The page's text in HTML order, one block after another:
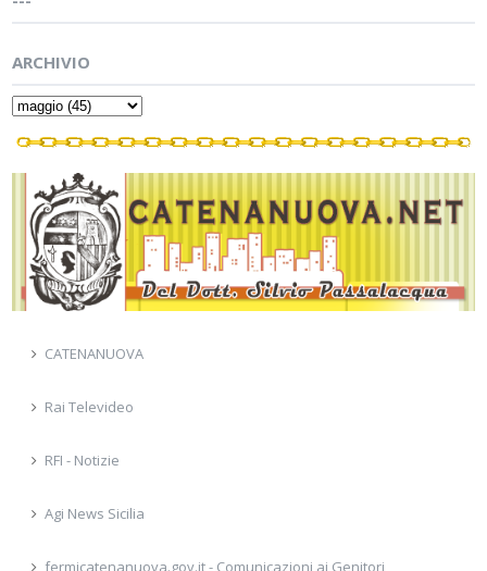
ARCHIVIO
CATENANUOVA
Rai Televideo
RFI - Notizie
Agi News Sicilia
fermicatenanuova.gov.it - Comunicazioni ai Genitori